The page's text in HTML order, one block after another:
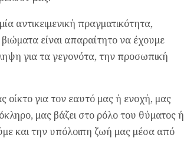
αντικειμενική πραγματικότητα,
είναι απαραίτητο να έχουμε
για τα γεγονότα, την προσωπική
για τον εαυτό μας ή ενοχή, μας
μας βάζει στο ρόλο του θύματος ή
και την υπόλοιπη ζωή μας μέσα από